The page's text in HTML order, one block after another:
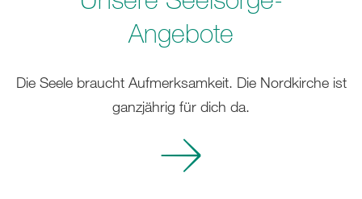
Angebote
Die Seele braucht Aufmerksamkeit. Die Nordkirche ist
ganzjährig für dich da.